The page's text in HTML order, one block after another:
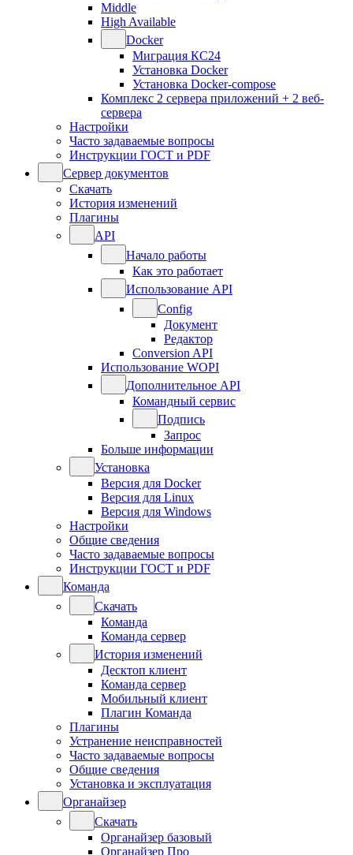
Middle
High Available
Docker
Миграция КС24
Установка Docker
Установка Docker-compose
Комплекс 2 сервера приложений + 2 веб-
сервера
Настройки
Часто задаваемые вопросы
Инструкции ГОСТ и PDF
Сервер документов
Скачать
История изменений
Плагины
API
Начало работы
Как это работает
Использование API
Config
Документ
Редактор
Conversion API
Использование WOPI
Дополнительное API
Командный сервис
Подпись
Запрос
Больше информации
Установка
Версия для Docker
Версия для Linux
Версия для Windows
Настройки
Общие сведения
Часто задаваемые вопросы
Инструкции ГОСТ и PDF
Команда
Скачать
Команда
Команда сервер
История изменений
Десктоп клиент
Команда сервер
Мобильный клиент
Плагин Команда
Плагины
Устранение неисправностей
Часто задаваемые вопросы
Общие сведения
Установка и эксплуатация
Органайзер
Скачать
Органайзер базовый
Органайзер Про